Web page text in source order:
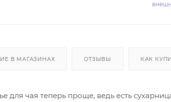
В МАГАЗИНАХ ОТЗЫВЫ КАК
для чая теперь проще, ведь есть